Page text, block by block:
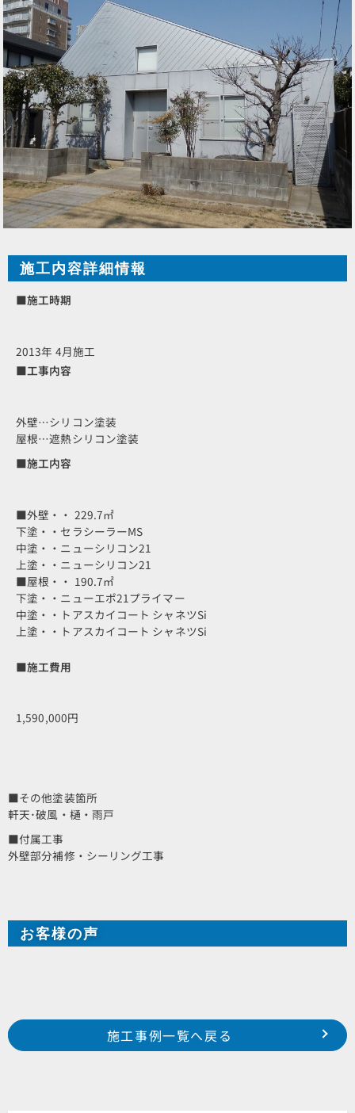
施工内容詳細情報
■施工時期
2013年 4月施工
■工事内容
外壁…シリコン塗装
屋根…遮熱シリコン塗装
■施工内容
■外壁・・ 229.7㎡
下塗・・セラシーラーMS
中塗・・ニューシリコン21
上塗・・ニューシリコン21
■屋根・・ 190.7㎡
下塗・・ニューエポ21プライマー
中塗・・トアスカイコート シャネツSi
上塗・・トアスカイコート シャネツSi
■施工費用
1,590,000円
■その他塗装箇所
軒天･破風・樋・雨戸
■付属工事
外壁部分補修・シーリング工事
お客様の声
Prev
浜松市 浜北区 於呂 U様邸 浜松市 南区 白羽町 O様邸
施工事例一覧へ戻る